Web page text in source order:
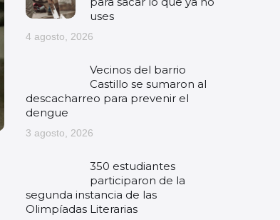
uses
4 agosto, 2026
Vecinos del barrio
Castillo se sumaron al
descacharreo para prevenir el
dengue
3 agosto, 2026
350 estudiantes
participaron de la
segunda instancia de las
Olimpíadas Literarias